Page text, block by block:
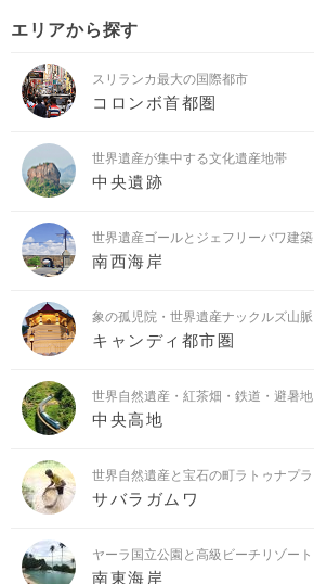
エリアから探す
スリランカ最大の国際都市
コロンボ首都圏
世界遺産が集中する文化遺産地帯
中央遺跡
世界遺産ゴールとジェフリーバワ建築
南西海岸
象の孤児院・世界遺産ナックルズ山脈
キャンディ都市圏
世界自然遺産・紅茶畑・鉄道・避暑地
中央高地
世界自然遺産と宝石の町ラトゥナプラ
サバラガムワ
ヤーラ国立公園と高級ビーチリゾート
南東海岸